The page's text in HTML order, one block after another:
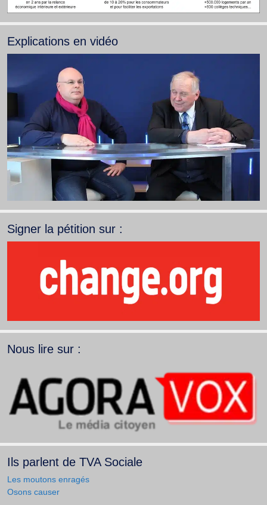
Explications en vidéo
Signer la pétition sur :
Nous lire sur :
Ils parlent de TVA Sociale
Les moutons enragés
Osons causer